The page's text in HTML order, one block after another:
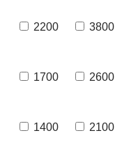
2200 3800
1700 2600
1400 2100